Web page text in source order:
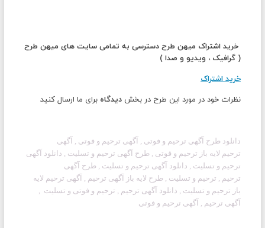
خرید اشتراک میهن طرح دسترسی به تمامی سایت های میهن طرح
( گرافیک ، ویدیو و صدا )
خرید اشتراک
نظرات خود در مورد این طرح در بخش دیدگاه برای ما ارسال کنید
دانلود طرح آگهی ترحیم و فوتی , آگهی ترحیم و فوتی , آگهی
ترحیم لایه باز ترحیم و فوتی , طرح آگهی ترحیم و تسلیت , دانلود آگهی
ترحیم و تسلیت , دانلود آگهی ترحیم و تسلیت , طرح آگهی
ترحیم , ترحیم و تسلیت , طرح لایه باز آگهی ترحیم , آگهی ترحیم لایه
باز ترحیم و تسلیت , دانلود آگهی ترحیم , ترحیم و فوتی و تسلیت ,
آگهی ترحیم , آگهی ترحیم و فوتی